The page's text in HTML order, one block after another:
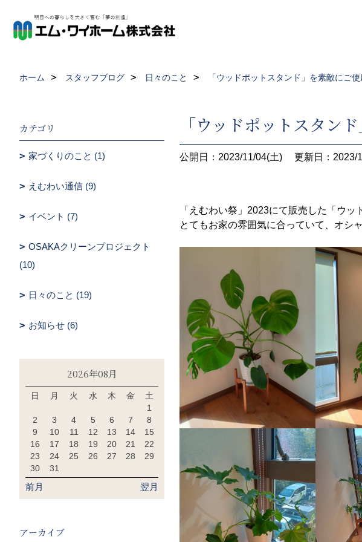
ホーム スタッフブログ 日々のこと 「ウッドポットスタンド」を素敵にご
「ウッドポットスタン
公開日：2023/11/04(土) 更新日：2023/
「えむわい祭」2023にて販売した「ウ
とてもお家の雰囲気に合っていて、オシ
カテゴリ
家づくりのこと (1)
えむわい通信 (9)
イベント (7)
OSAKAクリーンプロジェクト
(10)
日々のこと (19)
お知らせ (6)
2026年08月
日 月 火 水 木 金
土
1
2
3 4 5 6 7
8
9
10 11 12 13 14
15
16
17 18 19 20 21
22
23
24 25 26 27 28
29
30
31
前月 翌月
アーカイブ